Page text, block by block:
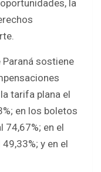
la
sostiene
tarifa plana el
en los boletos
74,67%; en el
y en el